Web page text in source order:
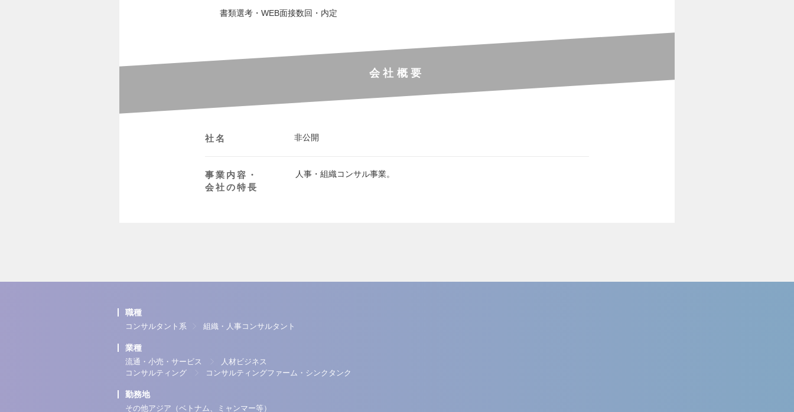
書類選考・WEB面接数回・内定
会社概要
社名 非公開
事業内容・
会社の特長
人事・組織コンサル事業。
職種
コンサルタント系 組織・人事コンサルタント
業種
流通・小売・サービス
人材ビジネス
コンサルティング
コンサルティングファーム・シンクタンク
勤務地
その他アジア（ベトナム、ミャンマー等）